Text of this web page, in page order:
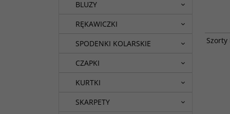
Szorty
BLUZY
RĘKAWICZKI
SPODENKI KOLARSKIE
CZAPKI
KURTKI
SKARPETY